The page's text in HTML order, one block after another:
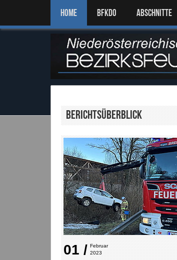
Home BFKDO ABSCHNITTE
Berichtsüberblick
01 / Februar
2023